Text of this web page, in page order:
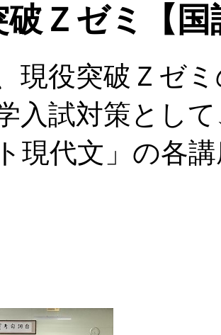
破Ｚゼミ【国
現役突破Ｚゼ
入試対策とし
現代文」の各